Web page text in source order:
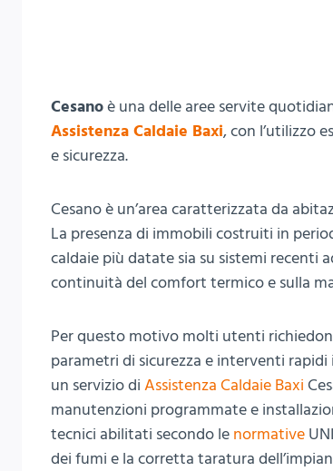
Cesanoè una delle aree servite
Assistenza Caldaie Baxi, con l’utilizzo
e sicurezza.
Cesano è un’area caratterizzata da
La presenza di immobili costruiti in
caldaie più datate sia su sistemi recenti
continuità del comfort termico e sulla
Per questo motivo molti utenti
parametri di sicurezza e interventi
un servizio di Assistenza Caldaie Baxi
manutenzioni programmate e
tecnici abilitati secondo le normative
dei fumi e la corretta taratura